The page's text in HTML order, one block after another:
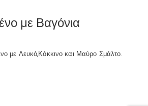
με Βαγόνια
με Λευκό,Κόκκινο και Μαύρο Σμάλτο.